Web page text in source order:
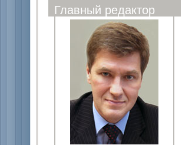
Главный редактор